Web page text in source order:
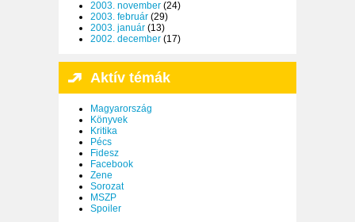
2003. november (24)
2003. február (29)
2003. január (13)
2002. december (17)
Aktív témák
Magyarország
Könyvek
Kritika
Pécs
Fidesz
Facebook
Zene
Sorozat
MSZP
Spoiler